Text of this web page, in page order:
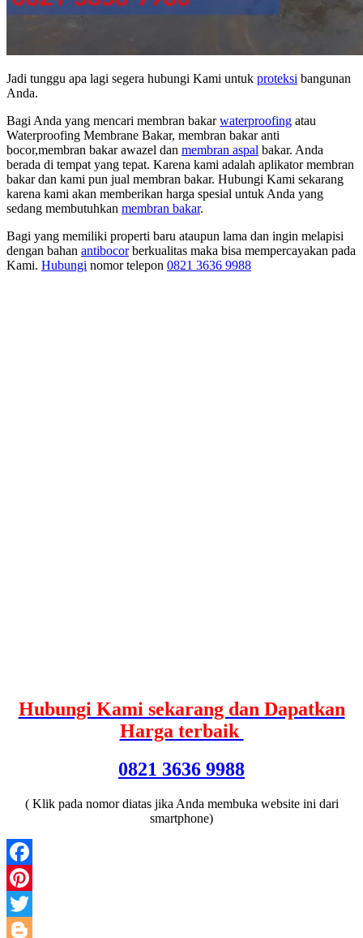
Jadi tunggu apa lagi segera hubungi Kami untuk proteksi bangunan
Anda.
Bagi Anda yang mencari membran bakarwaterproofing atau
Waterproofing Membrane Bakar, membran bakar anti
bocor,membran bakar awazel dan membran aspal bakar. Anda
berada di tempat yang tepat. Karena kami adalah aplikator membran
bakar dan kami pun jual membran bakar. Hubungi Kami sekarang
karena kami akan memberikan harga spesial untuk Anda yang
sedang membutuhkan membran bakar.
Bagi yang memiliki properti baru ataupun lama dan ingin melapisi
dengan bahan antibocorberkualitas maka bisa mempercayakan pada
Kami. Hubungi nomor telepon 0821 3636 9988
Hubungi Kami sekarang dan Dapatkan
Harga terbaik
0821 3636 9988
( Klik pada nomor diatas jika Anda membuka website ini dari
smartphone)
Facebook
Pinterest
Twitter